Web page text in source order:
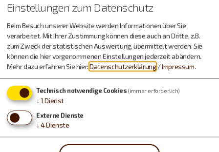
Einstellungen zum Datenschutz
Beim Besuch unserer Website werden Informationen über Sie
verarbeitet. Mit Ihrer Zustimmung können diese auch an Dritte, z.B.
zum Zweck der statistischen Auswertung, übermittelt werden. Sie
können die hier vorgenommenen Einstellungen jederzeit abändern.
Mehr dazu erfahren Sie hier:Datenschutzerklärung /Impressum.
Technisch notwendige Cookies (immer erforderlich)
↓ 1 Dienst
Externe Dienste
↓ 4Dienste